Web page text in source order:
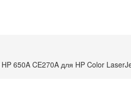
650A CE270A для HP Color